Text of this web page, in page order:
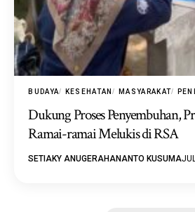
BUDAYA KESEHATAN MASYARAKAT
Dukung Proses Penyembuhan,
Ramai-ramai Melukis di RSA
SETIAKY ANUGERAHANANTO KUSUMA